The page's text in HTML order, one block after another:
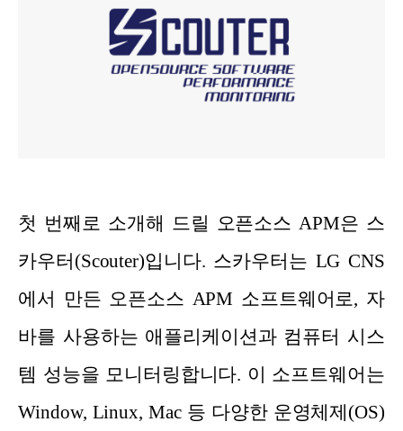
첫 번째로 소개해 드릴 오픈소스 APM은 스
카우터(Scouter)입니다. 스카우터는 LG CNS
에서 만든 오픈소스 APM 소프트웨어로, 자
바를 사용하는 애플리케이션과 컴퓨터 시스
템 성능을 모니터링합니다. 이 소프트웨어는
Window, Linux, Mac 등 다양한 운영체제(OS)